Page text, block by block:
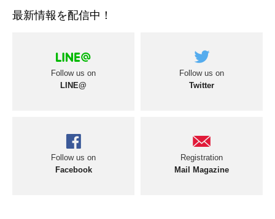
最新情報を配信中！
Follow us on
LINE@
Follow us on
Twitter
Follow us on
Facebook
Registration
Mail Magazine